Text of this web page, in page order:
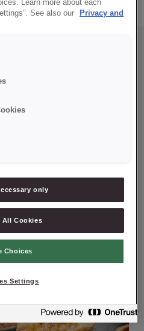
nowości
gorące!
Learn more about each
See also our
Privacy and
only
All Cookies
Choices
Settings